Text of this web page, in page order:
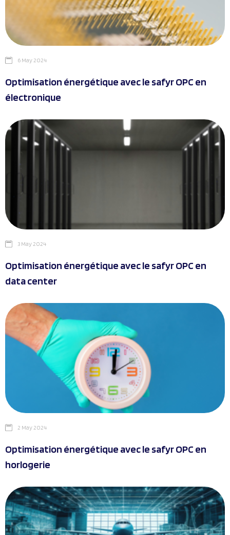
Optimisation énergétique avec le safyr OPC en
électronique
6 May 2024
Optimisation énergétique avec le safyr OPC en
data center
3 May 2024
Optimisation énergétique avec le safyr OPC en
horlogerie
2 May 2024